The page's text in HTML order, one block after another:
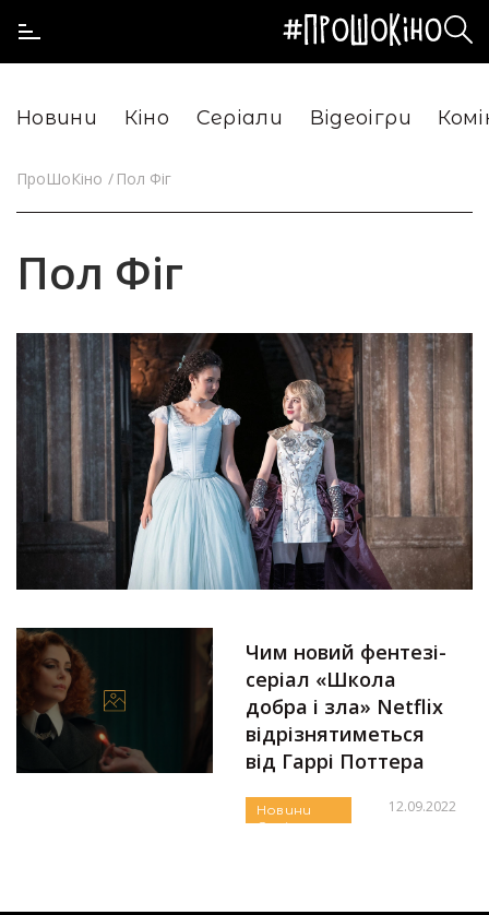
Новини Кіно Серіали Відеоігри
ПроШоКіно Пол Фіг
Пол Фіг
Новини
Серіали
Чим новий фентезі-
серіал «Школа
добра і зла» Netflix
відрізнятиметься
від Гаррі Поттера
12.09.2022